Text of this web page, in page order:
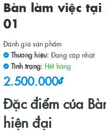
Bàn làm việc
01
Đánh giá sản phẩm
Thương hiệu: Đang cập nhật
Tình trạng: Hết hàng
2.500.000₫
Đặc điểm của
hiện đại